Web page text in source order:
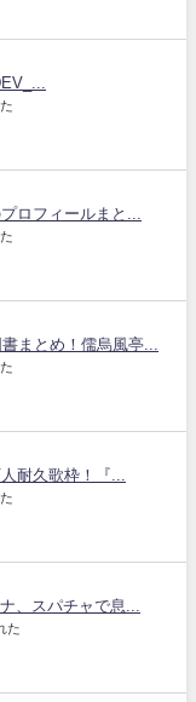
ロフィールまと...
まとめ！儒烏風亭...
耐久歌枠！『...
、スパチャで息...
た